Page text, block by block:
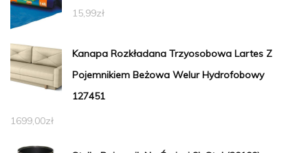
15,99zł
Kanapa Rozkładana Trzyosobowa Lartes Z
Pojemnikiem Beżowa Welur Hydrofobowy
127451
1699,00zł